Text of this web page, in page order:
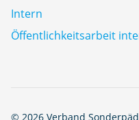
Intern
Öffentlichkeitsarbeit
© 2026 Verband